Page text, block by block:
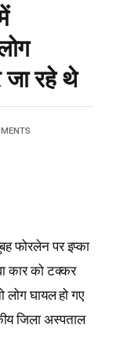
जा रहे थे
फोरलेन पर इप्का
कार को टक्कर
लोग घायल हो गए
जिला अस्पताल